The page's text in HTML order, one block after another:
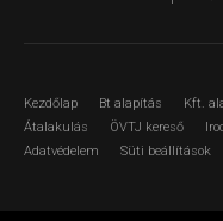
Kezdőlap Bt alapítás Kft.
Átalakulás
ÖVTJ kereső
Adatvédelem
Süti beállítások